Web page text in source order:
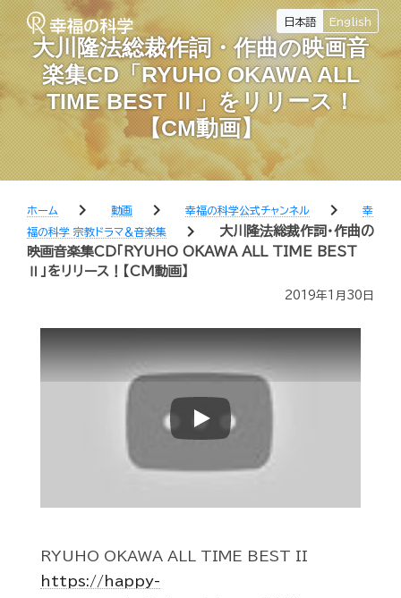
日本語 English
大川隆法総裁作詞・作曲の映画音
楽集CD「RYUHO OKAWA ALL
TIME BEST Ⅱ」をリリース！
【CM動画】
ホーム chevron_right 動画 chevron_right 幸福の科学公式チャンネル chevron_right
幸
福の科学 宗教ドラマ＆音楽集
chevron_right
大川隆法総裁作詞・作曲の
映画音楽集CD「RYUHO OKAWA ALL TIME BEST
Ⅱ」をリリース！【CM動画】
2019年1月30日
Play
RYUHO OKAWA ALL TIME BEST II
https://happy-